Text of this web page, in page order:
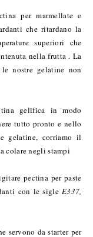
per marmellate e
che ritardano la
superiori che
nella frutta . La
nostre gelatine non
gelifica in modo
tutto pronto e nello
gelatine, corriamo il
colare negli stampi
pectina per paste
con le sigle E337,
servono da starter per